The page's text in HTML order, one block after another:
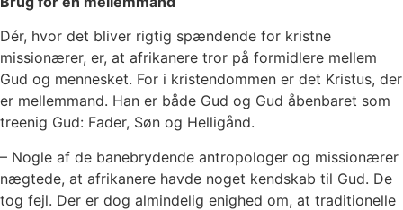
Dér, hvor det bliver rigtig spændende for kristne
missionærer, er, at afrikanere tror på formidlere mellem
Gud og mennesket. For i kristendommen er det Kristus, der
er mellemmand. Han er både Gud og Gud åbenbaret som
treenig Gud: Fader, Søn og Helligånd.
– Nogle af de banebrydende antropologer og missionærer
nægtede, at afrikanere havde noget kendskab til Gud. De
tog fejl. Der er dog almindelig enighed om, at traditionelle